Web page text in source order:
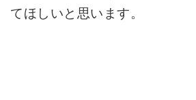
てほしいと思います。